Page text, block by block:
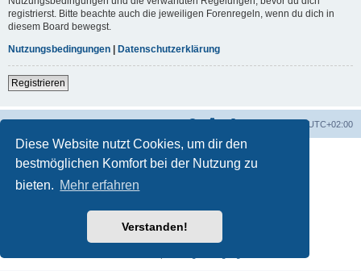
Diese Website nutzt Cookies, um dir den
bestmöglichen Komfort bei der Nutzung zu
bieten. Mehr erfahren
Verstanden!
registrierst. Bitte beachte auch die jeweiligen Forenregeln, wenn du dich in
diesem Board bewegst.
Nutzungsbedingungen | Datenschutzerklärung
Registrieren
UTC+02:00
Powered byphpBB® Forum Software © phpBB Limited
phpBB.de